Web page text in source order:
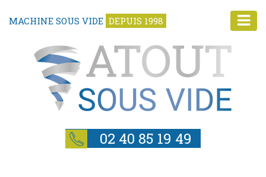
MACHINE SOUS VIDE DEPUIS 1998
02 40 85 19 49